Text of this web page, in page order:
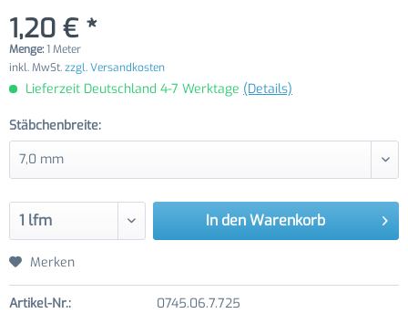
1,20 € *
Menge:1 Meter
inkl. MwSt.zzgl. Versandkosten
Lieferzeit Deutschland 4-7 Werktage (Details)
Stäbchenbreite:
In den Warenkorb
Merken
Artikel-Nr.: 0745.06.7.725